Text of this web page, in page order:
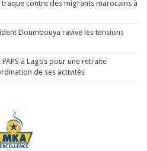
traque contre des migrants marocains à
Doumbouya ravive les tensions
à Lagos pour une retraite
de ses activités